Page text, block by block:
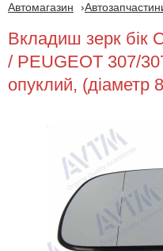
Автомагазин
Вкладиш зерк бік
/ PEUGEOT 307/
опуклий, (діаметр